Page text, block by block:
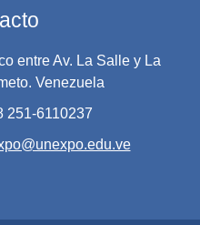
entre Av. La Salle y La
Venezuela
251-6110237